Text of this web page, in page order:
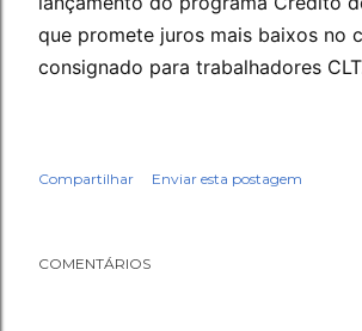
que promete juros mais baixos no
consignado para trabalhadores
Compartilhar Enviar esta postagem
COMENTÁRIOS